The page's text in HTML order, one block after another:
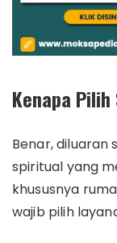
Kenapa
Benar, diluaran
spiritual yang
khususnya
wajib pilih